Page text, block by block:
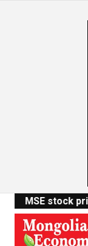
MSE stock